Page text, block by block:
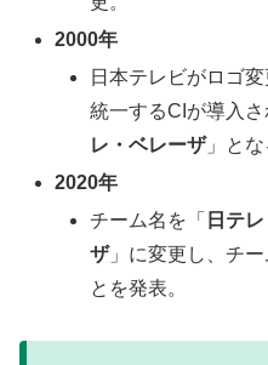
2000年
日本テレビがロゴ
統一するCIが導入
レ・ベレーザ」とな
2020年
チーム名を「 日テ
ザ」に変更し、チ
とを発表。